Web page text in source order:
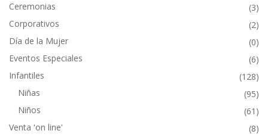
Ceremonias
(3)
Corporativos
(2)
Día de la Mujer
(0)
Eventos Especiales
(6)
Infantiles
(128)
Niñas
(95)
Niños
(61)
Venta 'on line'
(8)